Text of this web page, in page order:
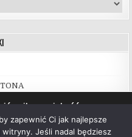
najlepszą jakość
ciasteczka, których
zapewnić Ci jak najlepsze
Jeśli nadal będziesz